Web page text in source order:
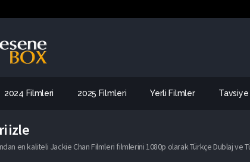
2024 Filmleri 2025 Filmleri Yerli Filmler
izle
en kaliteli Jackie Chan Filmleri filmlerini 1080p olarak Türkçe Dublaj ve